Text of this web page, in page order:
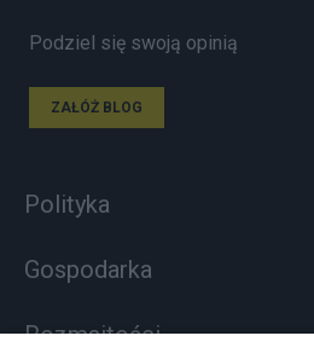
Podziel się swoją opinią
ZAŁÓŻ BLOG
Polityka
Gospodarka
Rozmaitości